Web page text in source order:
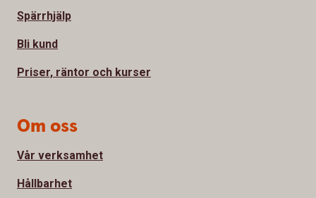
Spärrhjälp
Bli kund
Priser, räntor och kurser
Om oss
Vår verksamhet
Hållbarhet